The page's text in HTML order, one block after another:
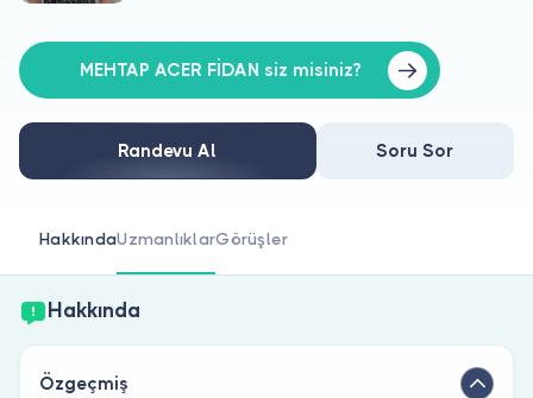
Doktorlar için
Doktor musunuz?
MEHTAP ACER FİDAN siz misiniz?
Randevu Al Soru Sor
HakkındaUzmanlıklarGörüşler
Hakkında
Özgeçmiş